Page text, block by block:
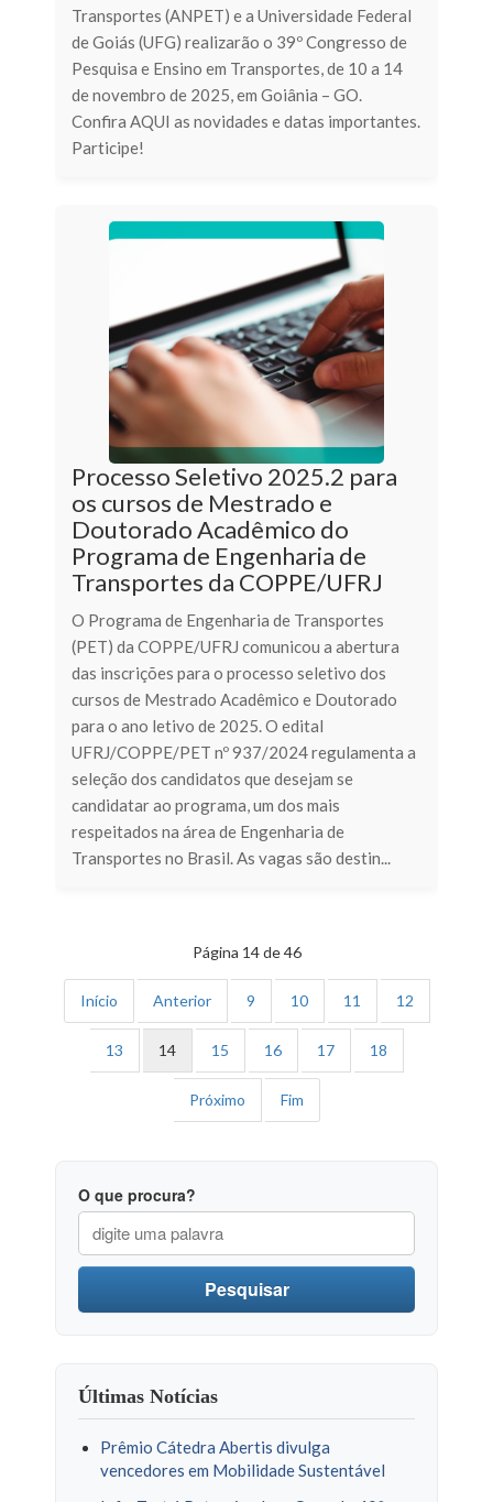
Transportes (ANPET) e a Universidade Federal
de Goiás (UFG) realizarão o 39º Congresso de
Pesquisa e Ensino em Transportes, de 10 a 14
de novembro de 2025, em Goiânia – GO.
Confira AQUI as novidades e datas importantes.
Participe!
Processo Seletivo 2025.2 para
os cursos de Mestrado e
Doutorado Acadêmico do
Programa de Engenharia de
Transportes da COPPE/UFRJ
O Programa de Engenharia de Transportes
(PET) da COPPE/UFRJ comunicou a abertura
das inscrições para o processo seletivo dos
cursos de Mestrado Acadêmico e Doutorado
para o ano letivo de 2025. O edital
UFRJ/COPPE/PET nº 937/2024 regulamenta a
seleção dos candidatos que desejam se
candidatar ao programa, um dos mais
respeitados na área de Engenharia de
Transportes no Brasil. As vagas são destin...
Página 14 de 46
Início Anterior 9 10 11 12
13 14 15 16 17 18
Próximo Fim
O que procura?
Pesquisar
Últimas Notícias
Prêmio Cátedra Abertis divulga
vencedores em Mobilidade Sustentável